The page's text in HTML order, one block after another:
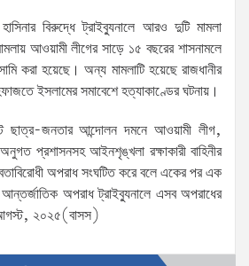
বিরুদ্ধে ট্রাইব্যুনালে আরও দুটি মামলা
আওয়ামী লীগের সাড়ে ১৫ বছরের শাসনামলে
করা হয়েছে। অন্য মামলাটি হয়েছে রাজধানীর
ইসলামের সমাবেশে হত্যাকাণ্ডের ঘটনায়।
জনতার আন্দোলন দমনে আওয়ামী লীগ,
প্রশাসনসহ আইনশৃঙ্খলা রক্ষাকারী বাহিনীর
অপরাধ সংঘটিত করে বলে একের পর এক
অপরাধ ট্রাইব্যুনালে এসব অপরাধের
২০২৫(বাসস)